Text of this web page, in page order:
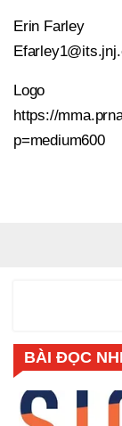
Erin Farley
https://
p=medium600
BÀI ĐỌC